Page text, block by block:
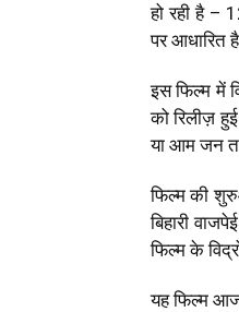
हो रही है –
पर आधारित
इस फिल्म में
को रिलीज़
या आम जन
फिल्म की
बिहारी
फिल्म के
यह फिल्म आज